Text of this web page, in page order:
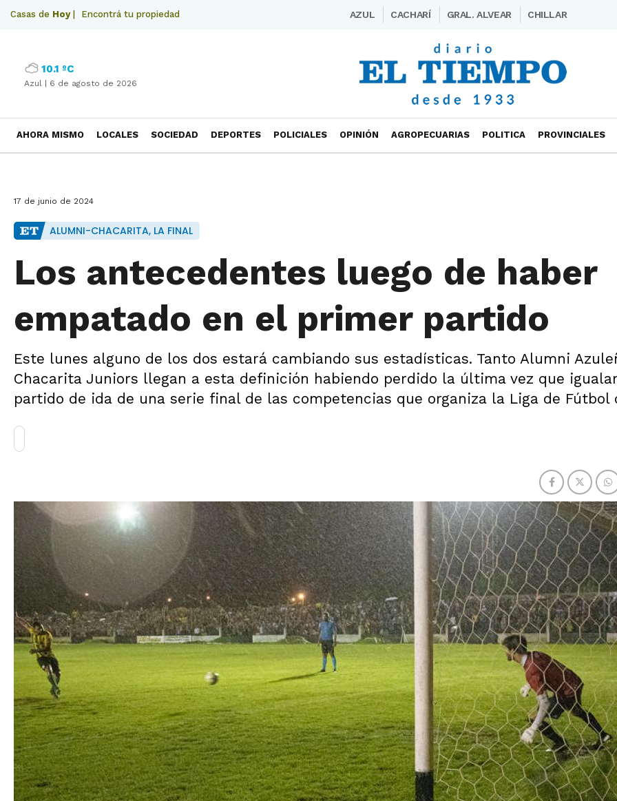
Casas de Hoy| Encontrá tu propiedad AZUL CACHARÍ GRAL. ALVEAR CHILLAR
10.1 ºC
Azul | 6 de agosto de 2026
AHORA MISMO LOCALES SOCIEDAD DEPORTES POLICIALES OPINIÓN AGROPECUARIAS POLITICA PROVINCIALES
17 de junio de 2024
ALUMNI-CHACARITA, LA FINAL
Los antecedentes luego de haber
empatado en el primer partido
Este lunes alguno de los dos estará cambiando sus estadísticas. Tanto Alumni
Chacarita Juniors llegan a esta definición habiendo perdido la última vez que
partido de ida de una serie final de las competencias que organiza la Liga de Fútbol